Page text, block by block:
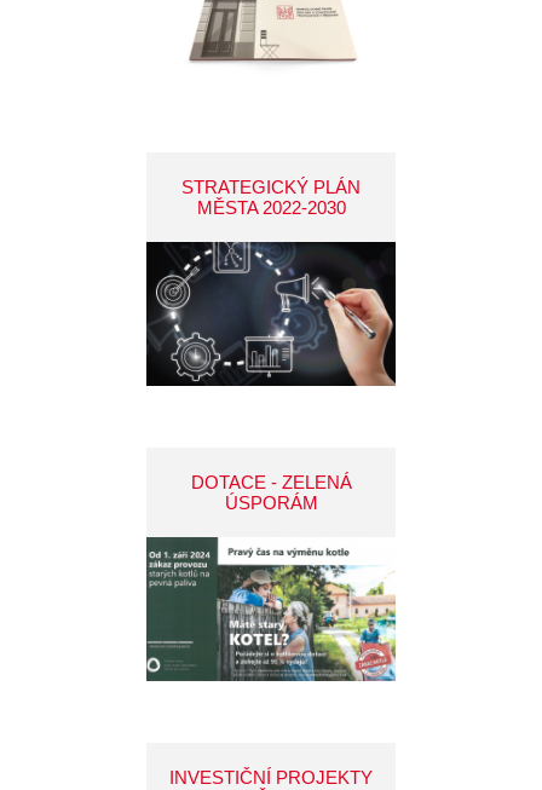
STRATEGICKÝ PLÁN
MĚSTA 2022-2030
DOTACE - ZELENÁ
ÚSPORÁM
INVESTIČNÍ PROJEKTY